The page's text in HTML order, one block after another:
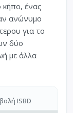
κήπο, ένας
ανώνυμο
για το
δύο
με άλλα
ISBD